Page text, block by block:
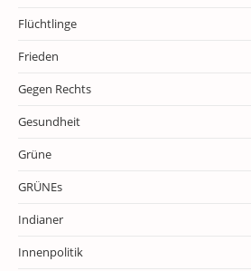
Flüchtlinge
Frieden
Gegen Rechts
Gesundheit
Grüne
GRÜNEs
Indianer
Innenpolitik